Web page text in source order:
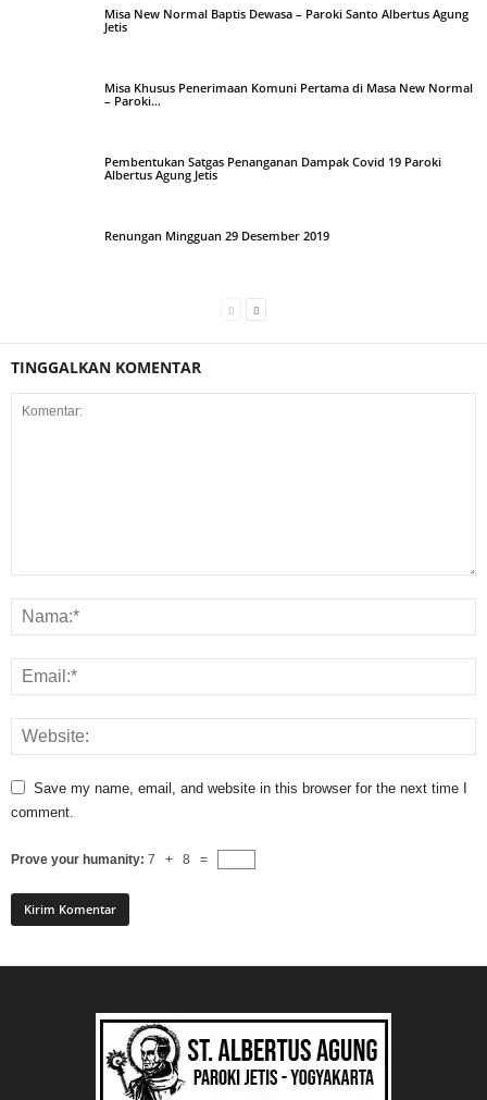
Misa New Normal Baptis Dewasa – Paroki Santo Albertus Agung
Jetis
Misa Khusus Penerimaan Komuni Pertama di Masa New Normal
– Paroki...
Pembentukan Satgas Penanganan Dampak Covid 19 Paroki
Albertus Agung Jetis
Renungan Mingguan 29 Desember 2019
TINGGALKAN KOMENTAR
Save my name, email, and website in this browser for the next time I
comment.
Prove your humanity: 7 + 8 =